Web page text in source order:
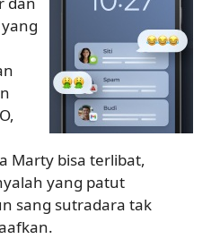
Marty bisa terlibat,
yang patut
sang sutradara tak